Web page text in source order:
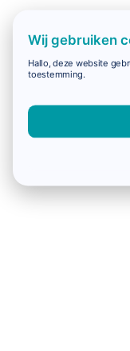
Wij gebruiken
Hallo, deze website
toestemming.